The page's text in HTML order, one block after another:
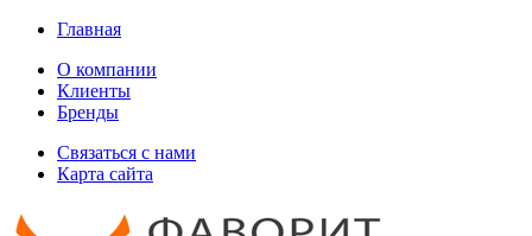
Главная
О компании
Клиенты
Бренды
Связаться с нами
Карта сайта